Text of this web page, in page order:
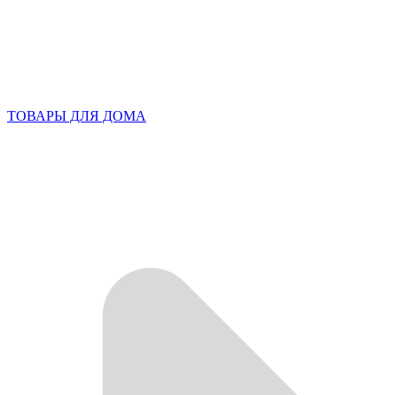
ТОВАРЫ ДЛЯ ДОМА